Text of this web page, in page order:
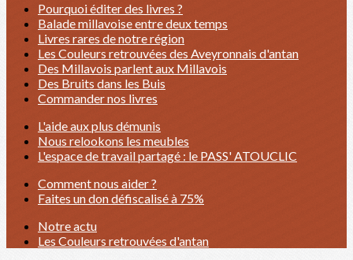
Pourquoi éditer des livres ?
Balade millavoise entre deux temps
Livres rares de notre région
Les Couleurs retrouvées des Aveyronnais d'antan
Des Millavois parlent aux Millavois
Des Bruits dans les Buis
Commander nos livres
L'aide aux plus démunis
Nous relookons les meubles
L'espace de travail partagé : le PASS' ATOUCLIC
Comment nous aider ?
Faites un don défiscalisé à 75%
Notre actu
Les Couleurs retrouvées d'antan